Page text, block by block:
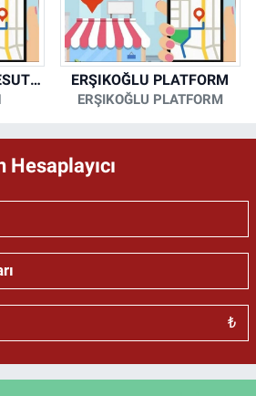
DİŞ TEKNİSYENİ- MESUT KORKMAZ ERŞIKOĞLU PLATFORM
ERŞIKOĞLU PLATFORM
Hesaplayıcı
₺